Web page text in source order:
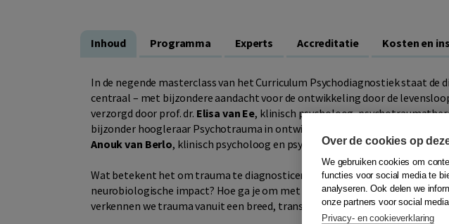
Inhoud Programma Experts Accreditatie Kosten en
In de negende masterclass van het Curriculum Psychodiagnostiek staat de
centraal – met bijzondere aandacht voor de ontwikkeling door de
verzorgd door prof. dr. Elisa van Ee, klinisch psycholoog,
bijzonder hoogleraar Psychotrauma in ontwikkelingsperspectief aan de
Anouk van Berlo, klinisch psycholoog en psychotherapeut.
Wat betekent het om trauma te diagnosticeren als je kijkt naar
neurobiologische impact? Hoe ga je om met comorbiditeit en
verkennen we trauma vanuit een breed, transdiagnostisch en mensgericht
Over de cookies op
We gebruiken cookies om
functies voor social media te
analyseren. Ook delen we
onze partners voor social
Privacy- en cookieverklaring